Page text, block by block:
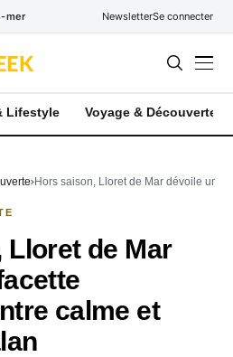
mer NewsletterSe connecter
Lifestyle Voyage & Découverte
Hors saison, Lloret de Mar dévoile une
Lloret de Mar
calme et